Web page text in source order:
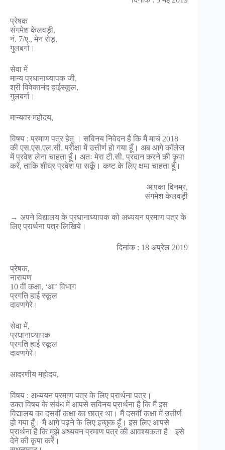
प्रेषक
संगमेश केलवड़ी,
नं. 7/ए., मेन रोड़,
गुलबर्गा।
सेवा में
मान्य प्रधानाध्यापक जी,
श्री विवेकानंद हाईस्कूल,
गुलबर्गा।
मान्यवर महोदय,
विषय : प्रमाण पत्र हेतु । सविनय निवेदन है कि मैं मार्च 2018
की एस.एस.एल.सी. परीक्षा में उत्तीर्ण हो गया हूँ। अब आगे कॉलेज
में प्रवेश लेना चाहता हूँ। अतः मेरा टी.सी. प्रदान करने की कृपा
करें, ताकि शीघ्र प्रवेश पा सकूँ। कष्ट के लिए क्षमा चाहता हूँ।
आपका विनम्र,
संगमेश केलवड़ी
→ अपने विद्यालय के प्रधानाध्यापक को अध्ययन प्रमाण पत्र के
लिए प्रार्थना पत्र लिखिये।
दिनांक : 18 अप्रेल 2019
प्रेषक,
नारायण
10 वीं कक्षा, ‘आ’ विभाग
प्रगति हाई स्कूल
दावणगेरे।
सेवा में,
प्रधानाध्यापक
प्रगति हाई स्कूल
दावणगेरे।
आदरणीय महोदय,
विषय : अध्ययन प्रमाण पत्र के लिए प्रार्थना पत्र।
उक्त विषय के संबंध में आपसे सविनय प्रार्थना है कि मैं इस
विद्यालय का दसवीं कक्षा का छात्र था। मैं दसवीं कक्षा में उत्तीर्ण
हो गया हूँ। मैं आगे पढ़ने के लिए इच्छुक हूँ। इस लिए आपसे
प्रार्थना है कि मुझे अध्ययन प्रमाण पत्र की आवश्यकता है। इसे
देने की कृपा करें।